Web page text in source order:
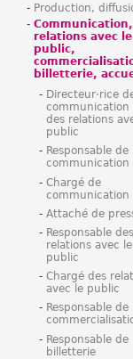
Production,
Communication,
relations avec le
public,
billetterie,
Directeur·rice
communication
des relations
public
Responsable de
communication
Chargé de
communication
Attaché de
Responsable des
relations avec le
public
Chargé des
avec le public
Responsable de
Responsable de
billetterie